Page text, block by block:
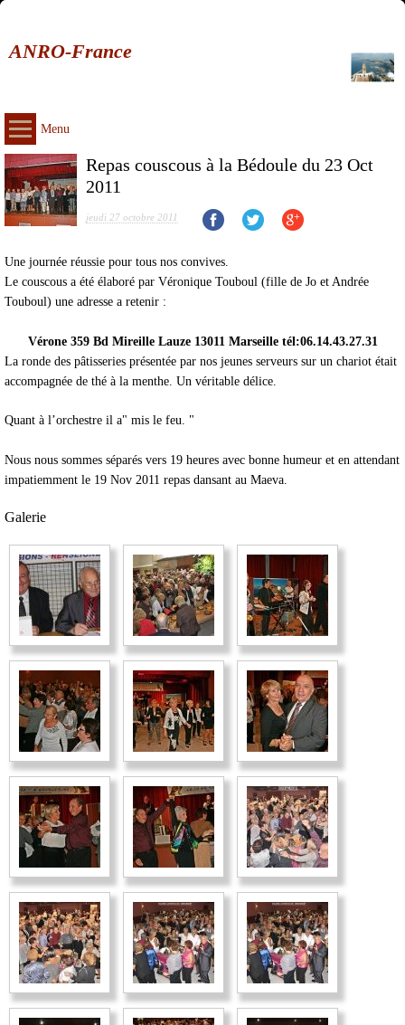
ANRO-France
Menu
Repas couscous à la Bédoule du 23 Oct
2011
jeudi 27 octobre 2011
Une journée réussie pour tous nos convives.
Le couscous a été élaboré par Véronique Touboul (fille de Jo et Andrée
Touboul) une adresse a retenir :
Vérone 359 Bd Mireille Lauze 13011 Marseille tél:06.14.43.27.31
La ronde des pâtisseries présentée par nos jeunes serveurs sur un chariot était
accompagnée de thé à la menthe. Un véritable délice.
Quant à l’orchestre il a" mis le feu. "
Nous nous sommes séparés vers 19 heures avec bonne humeur et en attendant
impatiemment le 19 Nov 2011 repas dansant au Maeva.
Galerie